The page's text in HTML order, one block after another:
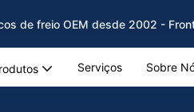
de freio OEM desde 2002 -
Serviços Sobre